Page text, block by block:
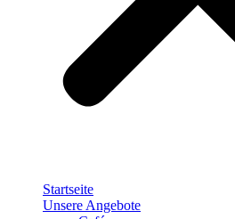
Startseite
Unsere Angebote